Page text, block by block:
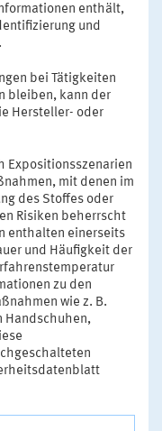
enthält,
und
bei Tätigkeiten
bleiben, kann der
Hersteller- oder
Expositionsszenarien
mit denen im
des Stoffes oder
Risiken beherrscht
enthalten einerseits
und Häufigkeit der
zu den
wie z. B.
Handschuhen,